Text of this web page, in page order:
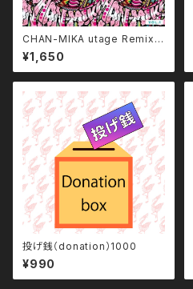
CHAN-MIKA utage Remix [
ON TIME vol.1 ]
¥1,650
投げ銭（donation）1000
¥990